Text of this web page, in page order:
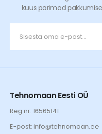
kuus parimad
Tehnomaan Eesti OÜ
Reg.nr: 16565141
E-post: info@tehnomaan.ee